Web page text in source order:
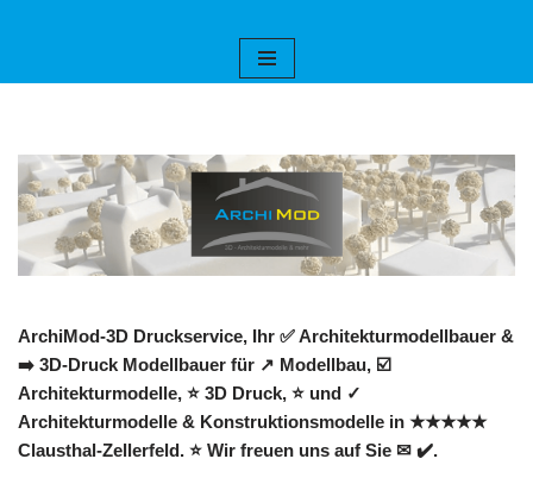
ArchiMod-3D Druckservice, Ihr ✅ Architekturmodellbauer &
➡️ 3D-Druck Modellbauer für ↗️ Modellbau, ☑️
Architekturmodelle, ⭐ 3D Druck, ⭐ und ✓
Architekturmodelle & Konstruktionsmodelle in ★★★★★
Clausthal-Zellerfeld. ⭐ Wir freuen uns auf Sie ✉ ✔️.